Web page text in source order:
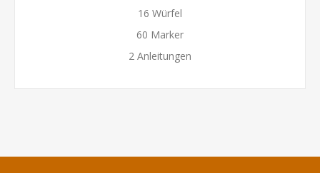
16 Würfel
60 Marker
2 Anleitungen